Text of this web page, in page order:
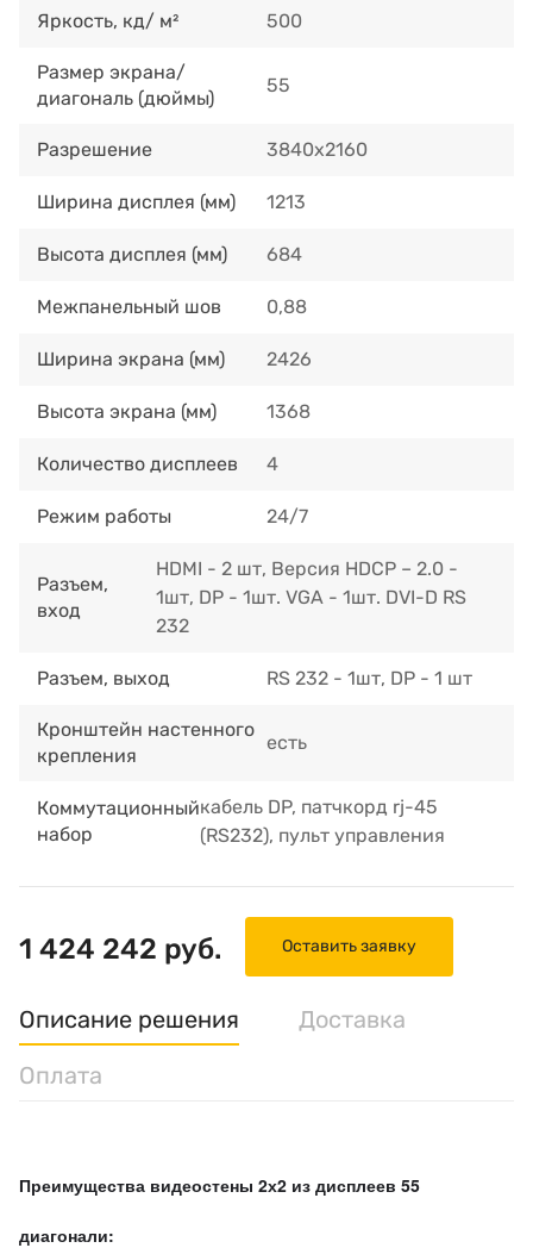
Яркость, кд/ м² 500
Размер экрана/
диагональ (дюймы)
55
Разрешение 3840x2160
Ширина дисплея (мм) 1213
Высота дисплея (мм) 684
Межпанельный шов 0,88
Ширина экрана (мм) 2426
Высота экрана (мм) 1368
Количество дисплеев 4
Режим работы 24/7
Разъем,
вход
HDMI - 2 шт, Версия HDCP – 2.0 -
1шт, DP - 1шт. VGA - 1шт. DVI-D RS
232
Разъем, выход RS 232 - 1шт, DP - 1 шт
Кронштейн настенного
крепления
есть
Коммутационный
набор
кабель DP, патчкорд rj-45
(RS232), пульт управления
1 424 242 руб. Оставить заявку
Описание решения
Доставка
Оплата
Преимущества видеостены 2х2 из дисплеев 55
диагонали: